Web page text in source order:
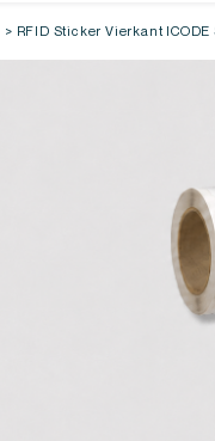
> RFID Sticker Vierkant